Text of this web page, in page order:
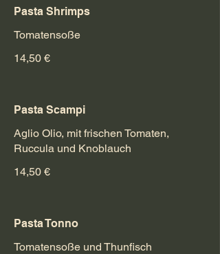
Pasta Shrimps
Tomatensoße
14,50 €
Pasta Scampi
Aglio Olio, mit frischen Tomaten,
Ruccula und Knoblauch
14,50 €
Pasta Tonno
Tomatensoße und Thunfisch